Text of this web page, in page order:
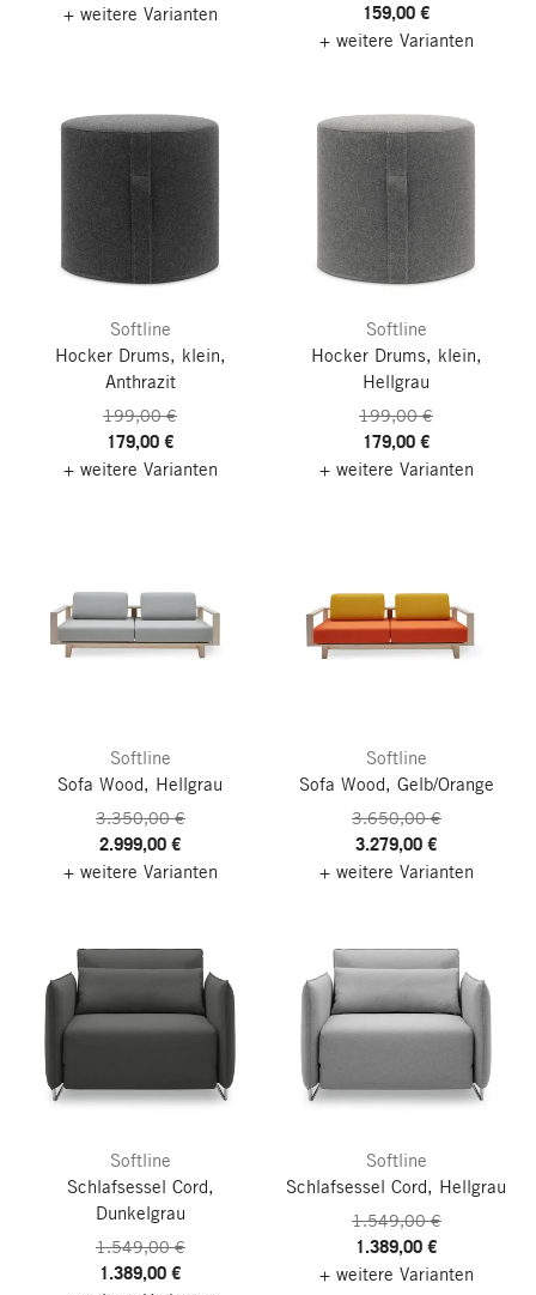
+ weitere Varianten 159,00 €
+ weitere Varianten
Softline
Hocker Drums, klein,
Anthrazit
199,00 €
179,00 €
+ weitere Varianten
Softline
Hocker Drums, klein,
Hellgrau
199,00 €
179,00 €
+ weitere Varianten
Softline
Sofa Wood, Hellgrau
3.350,00 €
2.999,00 €
+ weitere Varianten
Softline
Sofa Wood, Gelb/Orange
3.650,00 €
3.279,00 €
+ weitere Varianten
Softline
Schlafsessel Cord,
Dunkelgrau
1.549,00 €
1.389,00 €
Softline
Schlafsessel Cord, Hellgrau
1.549,00 €
1.389,00 €
+ weitere Varianten